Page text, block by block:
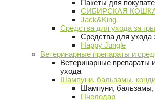
Пакеты для
СИБИРСКАЯ
Jack&King
Средства для ухода за
Средства для ухода
Happy Jungle
Ветеринарные препараты и
Ветеринарные препараты
ухода
Шампуни, бальзамы,
Шампуни, бальзамы,
Пчелодар